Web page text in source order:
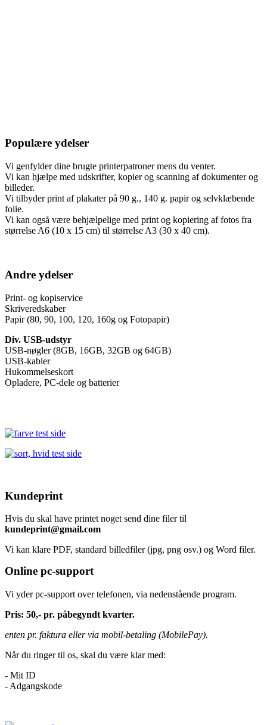
Populære ydelser
Vi genfylder dine brugte printerpatroner mens du venter.
Vi kan hjælpe med udskrifter, kopier og scanning af dokumenter og
billeder.
Vi tilbyder print af plakater på 90 g., 140 g. papir og selvklæbende
folie.
Vi kan også være behjælpelige med print og kopiering af fotos fra
størrelse A6 (10 x 15 cm) til størrelse A3 (30 x 40 cm).
Andre ydelser
Print- og kopiservice
Skriveredskaber
Papir (80, 90, 100, 120, 160g og Fotopapir)
Div. USB-udstyr
USB-nøgler (8GB, 16GB, 32GB og 64GB)
USB-kabler
Hukommelseskort
Opladere, PC-dele og batterier
Kundeprint
Hvis du skal have printet noget send dine filer til
kundeprint@gmail.com
Vi kan klare PDF, standard billedfiler (jpg, png osv.) og Word filer.
Online pc-support
Vi yder pc-support over telefonen, via nedenstående program.
Pris: 50,- pr. påbegyndt kvarter.
enten pr. faktura eller via mobil-betaling (MobilePay).
Når du ringer til os, skal du være klar med:
- Mit ID
- Adgangskode